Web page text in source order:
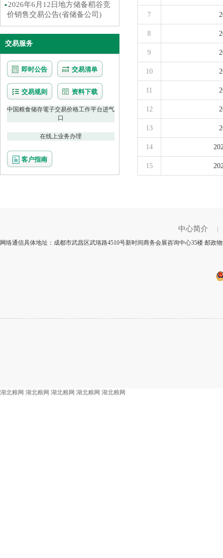
2026年6月12日地方储备稻谷竞
价销售交易公告(省储备公司)
交易服务
即时公告 交易清单
交易规则 资料下载
中国粮食储存電子交易价格工作平台进气
口
在线上业务办理
客户指南
7
8
9
10
11
12
13
14
15
中心简介
网络通信具体地址：成都市武昌区武珞路4510号新时间商务会展咨询中心35楼 邮政
湖北粮网 湖北粮网 湖北粮网 湖北粮网 湖北粮网